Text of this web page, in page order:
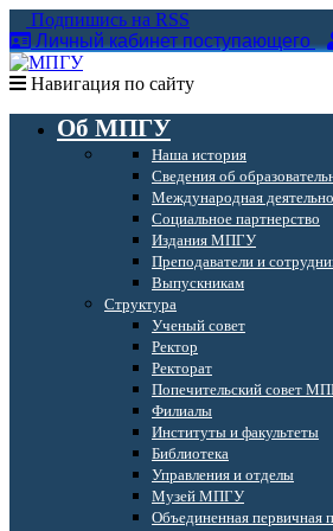
Подпишись на RSS
Личный кабинет поступающего
Навигация по сайту
Об МПГУ
Наша история
Сведения об
Международная
Социальное партнерство
Издания МПГУ
Преподаватели и
Выпускникам
Структура
Ученый совет
Ректор
Ректорат
Попечительский совет
Филиалы
Институты и факультеты
Библиотека
Управления и отделы
Музей МПГУ
Объединенная первичная